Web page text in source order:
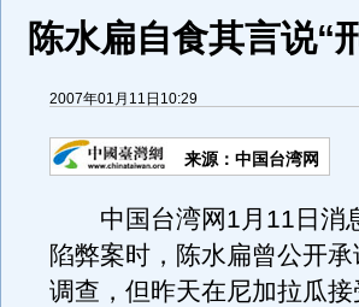
陈水扁自食其言说“
2007年01月11日10:29
来源：中国台湾网
中国台湾网1月11日消
陷弊案时，陈水扁曾公开
调查，但昨天在尼加拉瓜